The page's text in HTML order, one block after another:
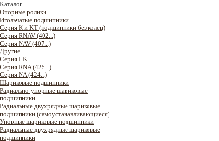
Каталог
Опорные ролики
Игольчатые подшипники
Серия K и KT (подшипники без колец)
Серия RNAV (402...)
Серия NAV (407...)
Другие
Серия HK
Серия RNA (425...)
Серия NA (424...)
Шариковые подшипники
Радиально-упорные шариковые
подшипники
Радиальные двухрядные шариковые
подшипники (самоустанавливающиеся)
Упорные шариковые подшипники
Радиальные двухрядные шариковые
подшипники